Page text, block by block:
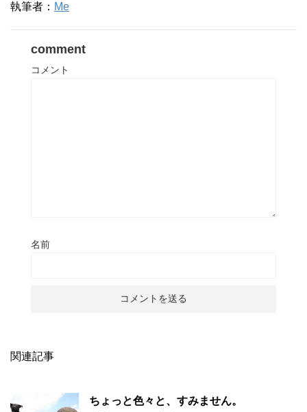
執筆者： Me
comment
コメント
名前
関連記事
ちょっと色々と、すみません。